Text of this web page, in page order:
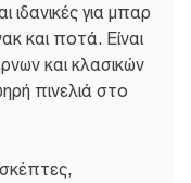
ιδανικές για μπαρ
και ποτά. Είναι
και κλασικών
πινελιά στο